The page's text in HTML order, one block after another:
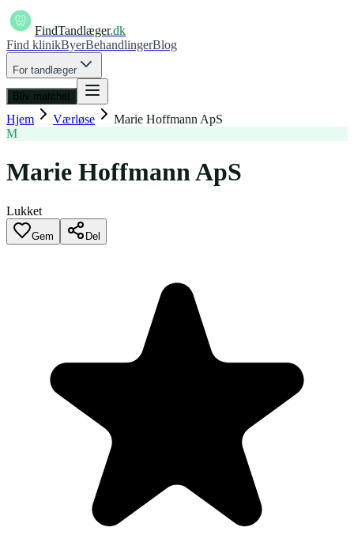
FindTandlæger.dk
Find klinikByerBehandlingerBlog
For tandlæger
Bliv matchet
Hjem Værløse
Marie Hoffmann ApS
M
Marie Hoffmann ApS
Lukket
Gem Del